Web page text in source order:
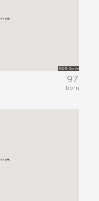
97
børn